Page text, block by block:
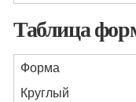
Таблица
Форма
Круглый